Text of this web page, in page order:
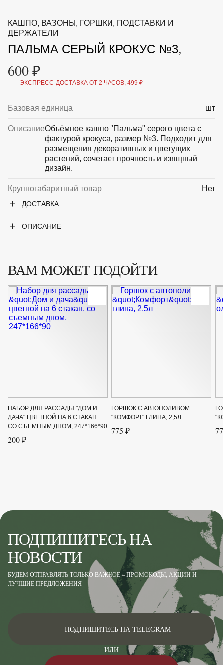
МАЛАЯ МЕХАНИЗАЦИЯ
ОТПУГИВАТЕЛИ ОТ ПТИЦ, НАСЕКОМЫХ И
ГРЫЗУНОВ
САДОВАЯ ОДЕЖДА И ОБУВЬ
СЕМЕНА
СРЕДСТВА ЗАЩИТЫ РАСТЕНИЙ И УДОБРЕНИЯ
ТОВАРЫ ДЛЯ БАНЬ И САУН
ТОВАРЫ ДЛЯ ТУРИЗМА И ПИКНИКА
ХОЗ ТОВАРЫ
Новинки Акции
УХОД
+7 (495) 197 87
87
КАШПО, ВАЗОНЫ, ГОРШКИ, ПОДСТАВКИ И
ДЕРЖАТЕЛИ
ПАЛЬМА СЕРЫЙ КРОКУС №3,
600 ₽
ЭКСПРЕСС-ДОСТАВКА ОТ 2 ЧАСОВ, 499 ₽
Базовая единица шт
ОписаниеОбъёмное кашпо "Пальма" серого цвета с
фактурой крокуса, размер №3. Подходит для
размещения декоративных и цветущих
растений, сочетает прочность и изящный
дизайн.
Крупногабаритный товар Нет
ДОСТАВКА
ОПИСАНИЕ
ВАМ МОЖЕТ ПОДОЙТИ
НАБОР ДЛЯ РАССАДЫ "ДОМ И
ДАЧА" ЦВЕТНОЙ НА 6 СТАКАН.
СО СЪЕМНЫМ ДНОМ, 247*166*90
200 ₽
ГОРШОК С АВТОПОЛИВОМ
"КОМФОРТ" ГЛИНА, 2,5Л
775 ₽
ПОДПИШИТЕСЬ НА
НОВОСТИ
БУДЕМ ОТПРАВЛЯТЬ ТОЛЬКО ВАЖНОЕ – ПРОМОКОДЫ, АКЦИИ И
ЛУЧШИЕ ПРЕДЛОЖЕНИЯ
ПОДПИШИТЕСЬ НА TELEGRAM
ИЛИ